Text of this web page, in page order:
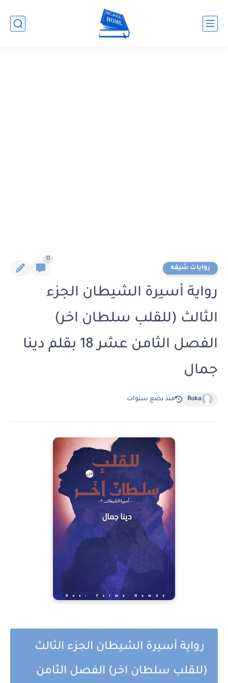
روايات شيقه
0
رواية أسيرة الشيطان الجزء
الثالث (للقلب سلطان اخر)
الفصل الثامن عشر 18 بقلم دينا
جمال
Roka منذ بضع سنوات
رواية أسيرة الشيطان الجزء الثالث
(للقلب سلطان اخر) الفصل الثامن